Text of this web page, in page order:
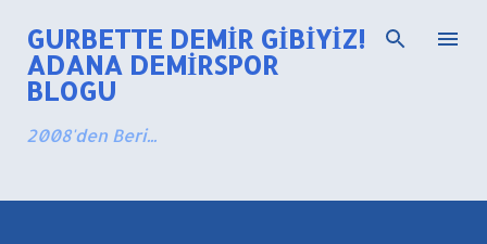
Ana içeriğe atla
GURBETTE DEMIR GIBIYIZ!
ADANA DEMIRSPOR
BLOGU
2008'den Beri...